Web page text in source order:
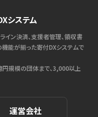
システム
イン決済、支援者管理、領収書
能が揃った寄付DXシステムで
規模の団体まで、3,000以上
運営会社